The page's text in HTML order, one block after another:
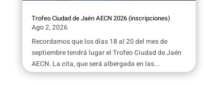
Trofeo Ciudad de Jaén AECN 2026 (inscripciones)
Ago 2, 2026
Recordamos que los días 18 al 20 del mes de
septiembre tendrá lugar el Trofeo Ciudad de Jaén
AECN. La cita, que será albergada en las...